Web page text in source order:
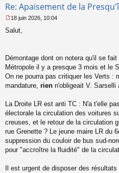
Re: Apaisement de la
e
a
g
e
n
o
u
18 juin 2026, 10:04
Salut,
Démontage dont on notera qu'il se
Métropole il y a presque 3 mois et le
On ne pourra pas critiquer les Verts :
mandature, rien n'obligeait V. Sarselli
La Droite LR est anti TC : N'a t'elle
électorale la circulation des voitures
creuses, et le retour de la circulation
rue Grenette ? Le jeune maire LR du
suppression du couloir de bus sud-
pour "accroître la fluidité" de la
Il est urgent de disposer des